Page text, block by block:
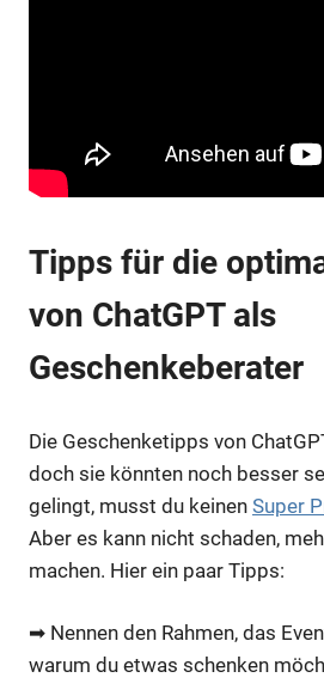
Tipps für die
von ChatGPT als
Geschenkeberater
Die Geschenketipps von
doch sie könnten noch besser
gelingt, musst du keinen Super
Aber es kann nicht schaden,
machen. Hier ein paar Tipps:
➡ Nennen den Rahmen, das
warum du etwas schenken